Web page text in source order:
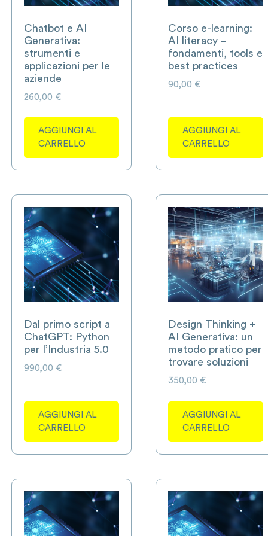
Chatbot e AI
Generativa:
strumenti e
applicazioni per le
aziende
260,00 €
AGGIUNGI AL
CARRELLO
Corso e-learning:
AI literacy –
fondamenti, tools e
best practices
90,00 €
AGGIUNGI AL
CARRELLO
Dal primo script a
ChatGPT: Python
per l’Industria 5.0
990,00 €
AGGIUNGI AL
CARRELLO
Design Thinking +
AI Generativa: un
metodo pratico per
trovare soluzioni
350,00 €
AGGIUNGI AL
CARRELLO